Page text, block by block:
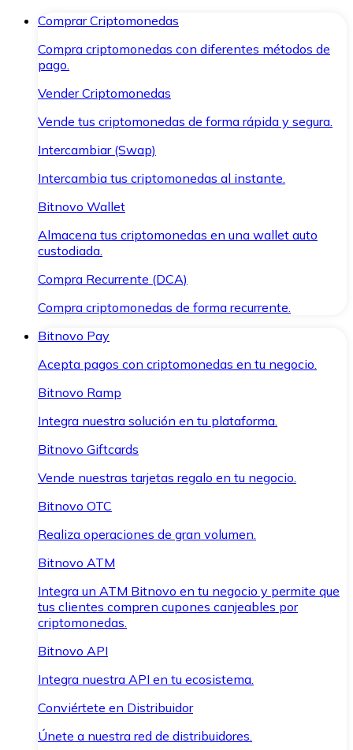
Comprar Criptomonedas
Compra criptomonedas con diferentes métodos de
pago.
Vender Criptomonedas
Vende tus criptomonedas de forma rápida y segura.
Intercambiar (Swap)
Intercambia tus criptomonedas al instante.
Bitnovo Wallet
Almacena tus criptomonedas en una wallet auto
custodiada.
Compra Recurrente (DCA)
Compra criptomonedas de forma recurrente.
Bitnovo Pay
Acepta pagos con criptomonedas en tu negocio.
Bitnovo Ramp
Integra nuestra solución en tu plataforma.
Bitnovo Giftcards
Vende nuestras tarjetas regalo en tu negocio.
Bitnovo OTC
Realiza operaciones de gran volumen.
Bitnovo ATM
Integra un ATM Bitnovo en tu negocio y permite que
tus clientes compren cupones canjeables por
criptomonedas.
Bitnovo API
Integra nuestra API en tu ecosistema.
Conviértete en Distribuidor
Únete a nuestra red de distribuidores.